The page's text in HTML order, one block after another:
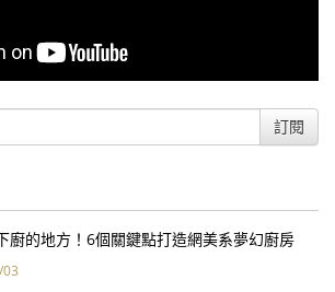
訂閱
廚的地方！6個關鍵點打造網美系夢幻廚房